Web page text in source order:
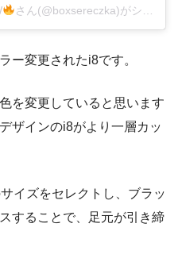
さん(@boxsereczka)がシェアした投稿
ー変更されたi8です。
を変更していると思います
ザインのi8がより一層カッ
イズをセレクトし、ブラッ
することで、足元が引き締